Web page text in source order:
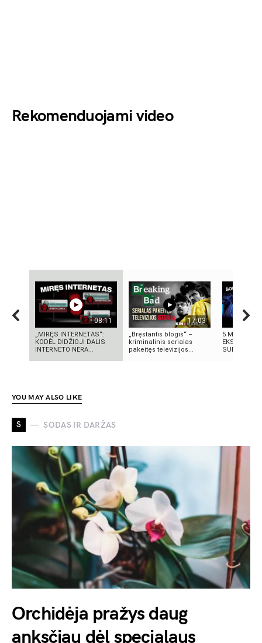
Rekomenduojami video
08:11
„MIRĘS INTERNETAS“:
KODĖL DIDŽIOJI DALIS
INTERNETO NĖRA...
17:03
„Bręstantis blogis“ –
kriminalinis serialas
pakeitęs televizijos...
5
SUKRĖTĖ
YOU MAY ALSO LIKE
S SODAS IR DARŽAS
Orchidėja pražys daug
anksčiau dėl specialaus